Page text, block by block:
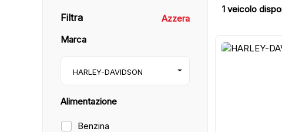
Filtra
Azzera
Marca
HARLEY-DAVIDSON
Alimentazione
Benzina
1 veicolo